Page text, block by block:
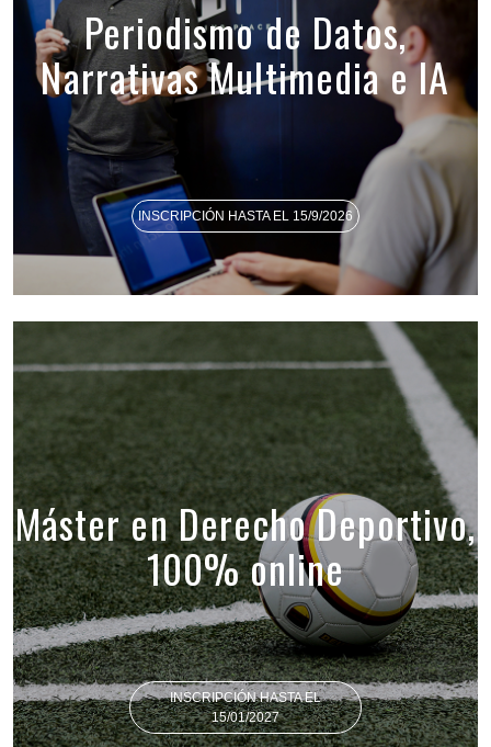
Periodismo de Datos,
Narrativas Multimedia e IA
INSCRIPCIÓN HASTA EL 15/9/2026
Máster en Derecho Deportivo,
100% online
INSCRIPCIÓN HASTA EL
15/01/2027